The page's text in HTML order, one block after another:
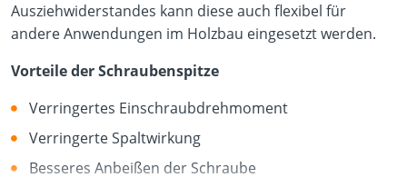
Ausziehwiderstandes kann diese auch flexibel für
andere Anwendungen im Holzbau eingesetzt werden.
Vorteile der Schraubenspitze
Verringertes Einschraubdrehmoment
Verringerte Spaltwirkung
Besseres Anbeißen der Schraube